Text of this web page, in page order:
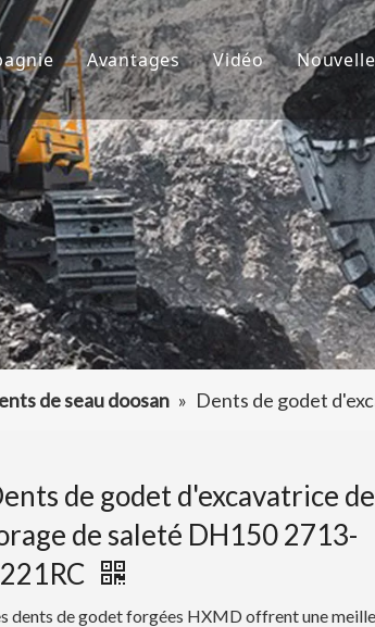
de godet
de nous
Avantages
R&D
Production
Service
Vidéo
de seau doosan » Dents de godet
de godet d'excavatrice de
de saleté DH150 2713-
dents de godet forgées HXMD offrent une